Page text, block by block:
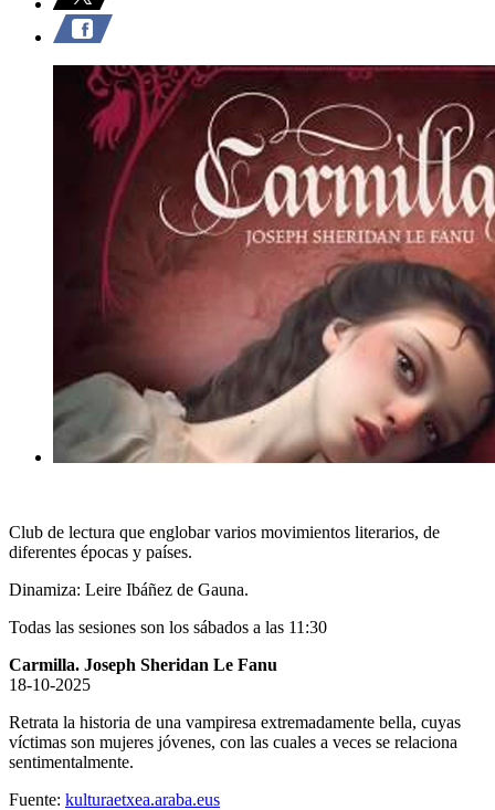
Club de lectura que englobar varios movimientos literarios, de
diferentes épocas y países.
Dinamiza: Leire Ibáñez de Gauna.
Todas las sesiones son los sábados a las 11:30
Carmilla. Joseph Sheridan Le Fanu
18-10-2025
Retrata la historia de una vampiresa extremadamente bella, cuyas
víctimas son mujeres jóvenes, con las cuales a veces se relaciona
sentimentalmente.
Fuente: kulturaetxea.araba.eus